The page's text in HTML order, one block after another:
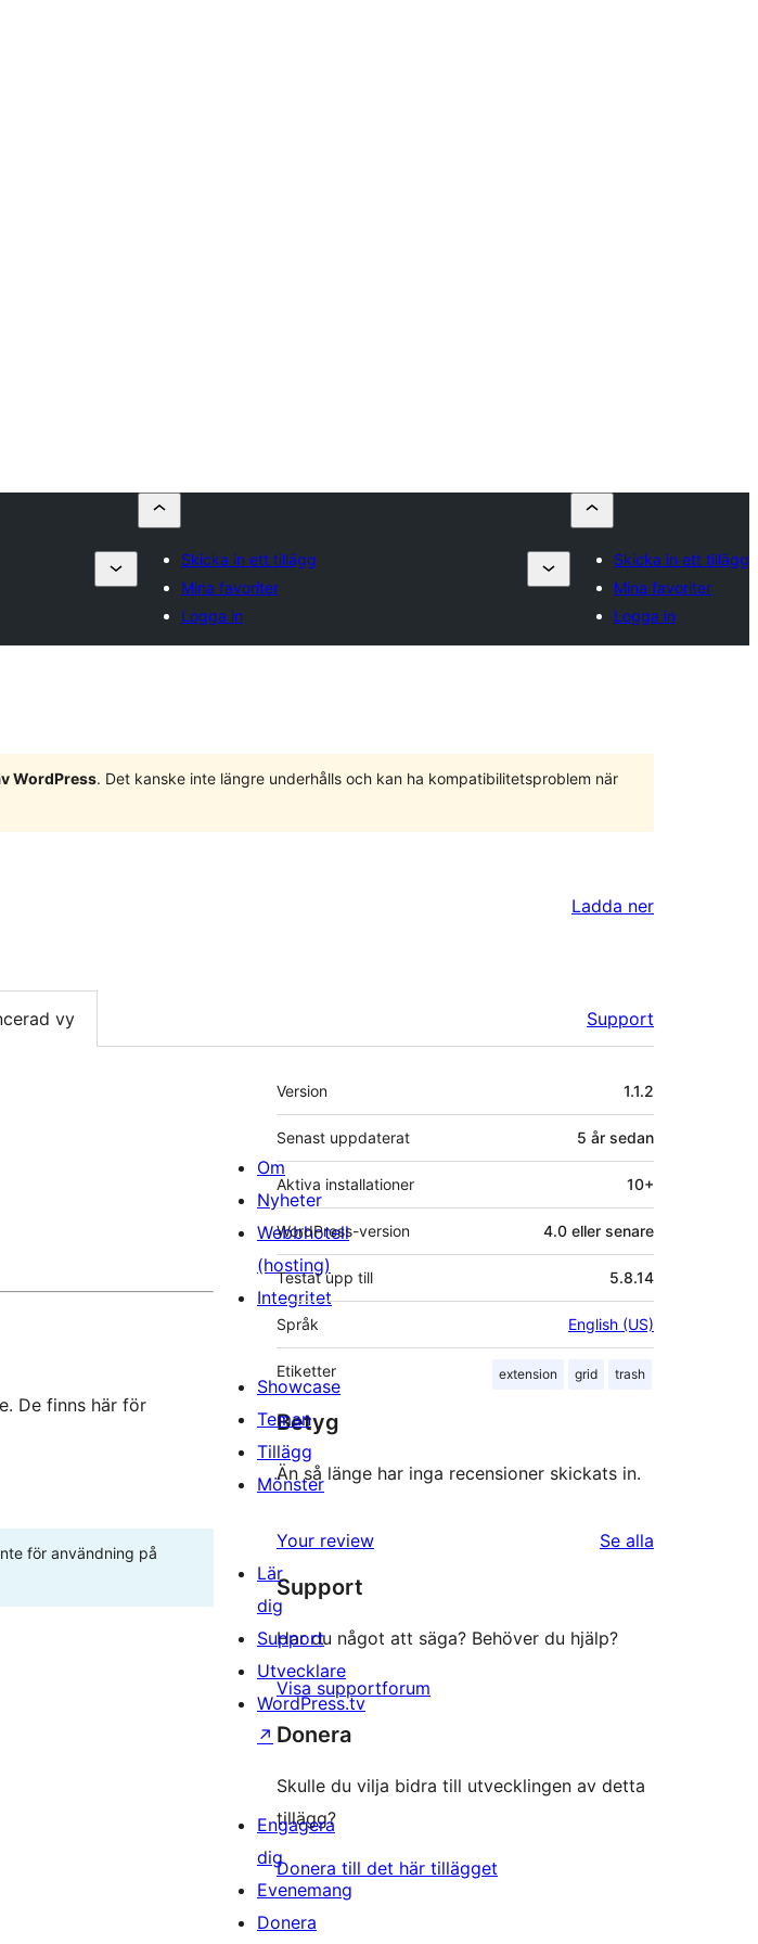
Skicka in ett tillägg
Mina favoriter
Logga in
Skicka in ett tillägg
Mina favoriter
Logga in
WordPress. Det kanske inte längre underhålls och kan ha kompatibilitetsproblem när
Ladda ner
vy Support
De finns här för
för användning på
Meta
Version 1.1.2
Senast uppdaterat 5 år sedan
Aktiva installationer 10+
WordPress-version 4.0 eller senare
Testat upp till 5.8.14
Språk English (US)
Etiketter extension grid trash
Betyg
Än så länge har inga recensioner skickats in.
Your review Se alla
Support
Har du något att säga? Behöver du hjälp?
Visa supportforum
Donera
Skulle du vilja bidra till utvecklingen av detta
tillägg?
Donera till det här tillägget
Om
Nyheter
Webbhotell
(hosting)
Integritet
Showcase
Teman
Tillägg
Mönster
Lär
dig
Support
Utvecklare
WordPress.tv
↗
Engagera
dig
Evenemang
Donera